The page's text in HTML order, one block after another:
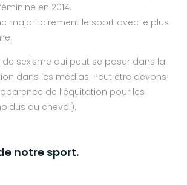
en 2014.
majoritairement le sport avec le plus
sexisme qui peut se poser dans la
dans les médias. Peut être devons
de l’équitation pour les
du cheval).
notre sport.